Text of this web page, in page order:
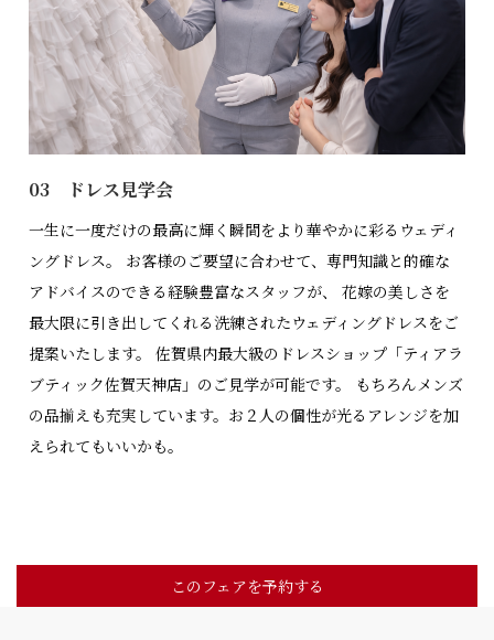
03 ドレス見学会
一生に一度だけの最高に輝く瞬間をより華やかに彩るウェディ
ングドレス。 お客様のご要望に合わせて、専門知識と的確な
アドバイスのできる経験豊富なスタッフが、 花嫁の美しさを
最大限に引き出してくれる洗練されたウェディングドレスをご
提案いたします。 佐賀県内最大級のドレスショップ「ティアラ
ブティック佐賀天神店」のご見学が可能です。 もちろんメンズ
の品揃えも充実しています。お２人の個性が光るアレンジを加
えられてもいいかも。
このフェアを予約する